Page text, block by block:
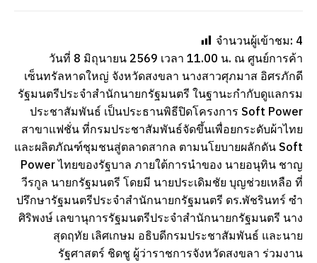
จำนวนผู้เข้าชม: 4
วันที่ 8 มิถุนายน 2569 เวลา 11.00 น. ณ ศูนย์การค้า
เซ็นทรัลหาดใหญ่ จังหวัดสงขลา นางสาวศุภมาส อิศรภักดี
รัฐมนตรีประจำสำนักนายกรัฐมนตรี ในฐานะกำกับดูแลกรม
ประชาสัมพันธ์ เป็นประธานพิธีปิดโครงการ Soft Power
สาขาแฟชั่น ที่กรมประชาสัมพันธ์จัดขึ้นเพื่อยกระดับผ้าไทย
และผลิตภัณฑ์ชุมชนสู่ตลาดสากล ตามนโยบายผลักดัน Soft
Power ไทยของรัฐบาล ภายใต้การนำของ นายอนุทิน ชาญ
วีรกูล นายกรัฐมนตรี โดยมี นายประเดิมชัย บุญช่วยเหลือ ที่
ปรึกษารัฐมนตรีประจำสำนักนายกรัฐมนตรี ดร.พัชรินทร์ ซำ
ศิริพงษ์ เลขานุการรัฐมนตรีประจำสำนักนายกรัฐมนตรี นาง
สุดฤทัย เลิศเกษม อธิบดีกรมประชาสัมพันธ์ และนาย
รัฐศาสตร์ ชิดชู ผู้ว่าราชการจังหวัดสงขลา ร่วมงาน